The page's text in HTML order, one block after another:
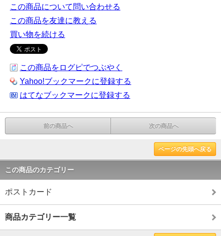
この商品について問い合わせる
この商品を友達に教える
買い物を続ける
この商品をログピでつぶやく
Yahoo!ブックマークに登録する
はてなブックマークに登録する
前の商品へ 次の商品へ
ページの先頭へ戻る
この商品のカテゴリー
ポストカード
商品カテゴリー一覧